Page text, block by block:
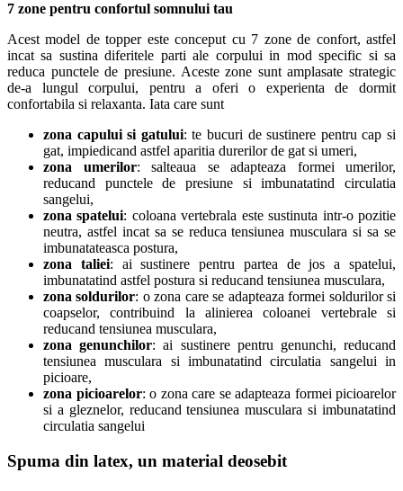
7 zone pentru confortul somnului tau
Acest model de topper este conceput cu 7 zone de confort, astfel
incat sa sustina diferitele parti ale corpului in mod specific si sa
reduca punctele de presiune. Aceste zone sunt amplasate strategic
de-a lungul corpului, pentru a oferi o experienta de dormit
confortabila si relaxanta. Iata care sunt
zona capului si gatului: te bucuri de sustinere pentru cap si
gat, impiedicand astfel aparitia durerilor de gat si umeri,
zona umerilor: salteaua se adapteaza formei umerilor,
reducand punctele de presiune si imbunatatind circulatia
sangelui,
zona spatelui: coloana vertebrala este sustinuta intr-o pozitie
neutra, astfel incat sa se reduca tensiunea musculara si sa se
imbunatateasca postura,
zona taliei: ai sustinere pentru partea de jos a spatelui,
imbunatatind astfel postura si reducand tensiunea musculara,
zona soldurilor: o zona care se adapteaza formei soldurilor si
coapselor, contribuind la alinierea coloanei vertebrale si
reducand tensiunea musculara,
zona genunchilor: ai sustinere pentru genunchi, reducand
tensiunea musculara si imbunatatind circulatia sangelui in
picioare,
zona picioarelor: o zona care se adapteaza formei picioarelor
si a gleznelor, reducand tensiunea musculara si imbunatatind
circulatia sangelui
Spuma din latex, un material deosebit